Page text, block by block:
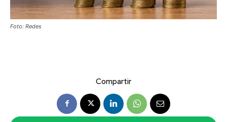
Foto: Redes
Compartir